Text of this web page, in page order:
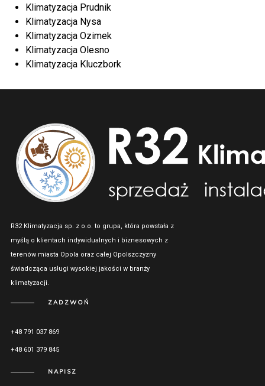
Klimatyzacja Prudnik
Klimatyzacja Nysa
Klimatyzacja Ozimek
Klimatyzacja Olesno
Klimatyzacja Kluczbork
R32 Klimatyzacja sp. z o.o. to grupa, która powstała z
myślą o klientach indywidualnych i biznesowych z
terenów miasta Opola oraz całej Opolszczyzny
świadcząca usługi wysokiej jakości w branży
klimatyzacji.
ZADZWOŃ
+48 791 037 869
+48 601 379 845
NAPISZ